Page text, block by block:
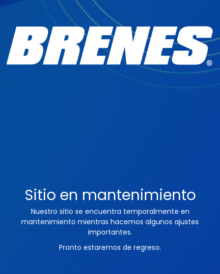
Sitio en mantenimiento
Nuestro sitio se encuentra temporalmente en
mantenimiento mientras hacemos algunos ajustes
importantes.
Pronto estaremos de regreso.